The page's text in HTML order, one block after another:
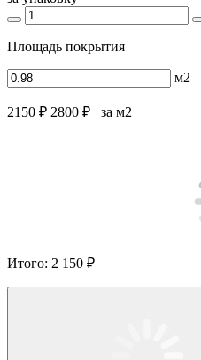
Площадь покрытия
м2
2150 ₽ 2800 ₽ за м2
Итого: 2 150 ₽